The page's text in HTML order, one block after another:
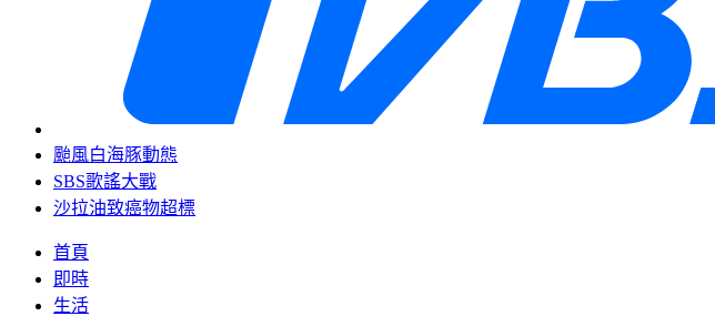
颱風白海豚動態
SBS歌謠大戰
沙拉油致癌物超標
首頁
即時
生活